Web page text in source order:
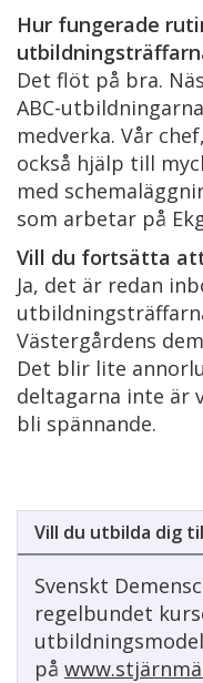
Hur fungerade
Det flöt på bra.
ABC-
medverka. Vår
också hjälp till
med
som arbetar på
Vill du fortsätta
Ja, det är redan
Västergårdens
Det blir lite
deltagarna inte är
bli spännande.
Vill du utbilda dig
Svenskt
regelbundet
på